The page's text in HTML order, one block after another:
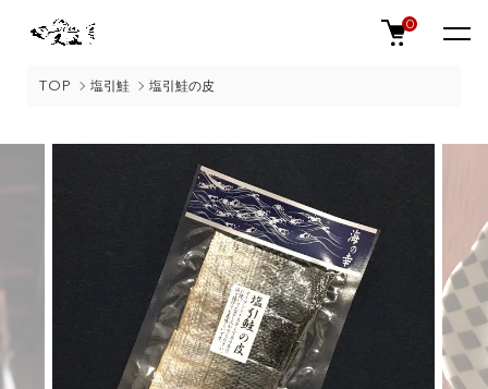
0
TOP 塩引鮭 塩引鮭の皮